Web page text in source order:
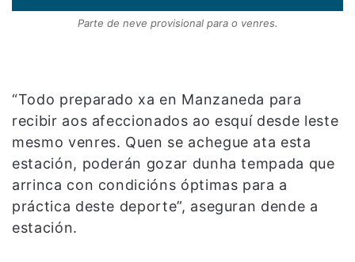
Parte de neve provisional para o venres.
“Todo preparado xa en Manzaneda para
recibir aos afeccionados ao esquí desde leste
mesmo venres. Quen se achegue ata esta
estación, poderán gozar dunha tempada que
arrinca con condicións óptimas para a
práctica deste deporte”, aseguran dende a
estación.